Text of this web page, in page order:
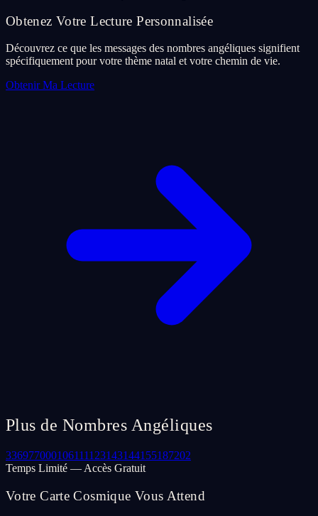
Obtenez Votre Lecture Personnalisée
Découvrez ce que les messages des nombres angéliques signifient
spécifiquement pour votre thème natal et votre chemin de vie.
Obtenir Ma Lecture
Plus de Nombres Angéliques
336977000106111123143144155187202
Temps Limité — Accès Gratuit
Votre Carte Cosmique Vous Attend